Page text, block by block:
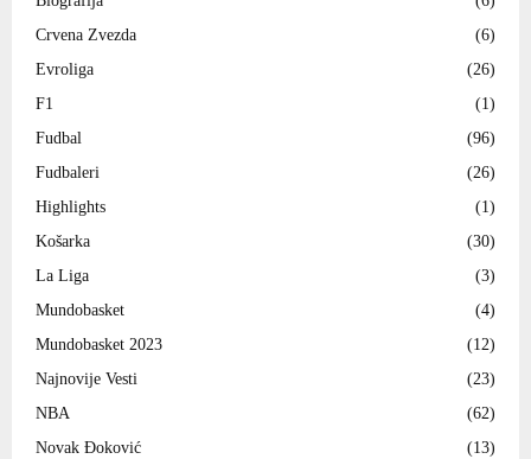
Crvena Zvezda
(6)
Evroliga
(26)
F1
(1)
Fudbal
(96)
Fudbaleri
(26)
Highlights
(1)
Košarka
(30)
La Liga
(3)
Mundobasket
(4)
Mundobasket 2023
(12)
Najnovije Vesti
(23)
NBA
(62)
Novak Đoković
(13)